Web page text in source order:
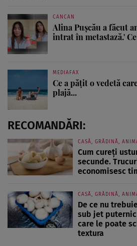
CANCAN
Alina Pușcău a făcut
intrat în metastază.'
MEDIAFAX
Ce a pățit o vedetă
plajă...
RECOMANDĂRI:
CASĂ, GRĂDINĂ,
Cum cureți
secunde.
economisesc
CASĂ, GRĂDINĂ,
De ce nu
sub jet puternic
care le poate
textura